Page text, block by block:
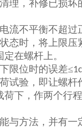
理，补修已损坏
流不平衡不超过
态时，将上限
在螺杆上。
限位时的误差≤
试验，即让螺
下，作两个行
与方法，并有一